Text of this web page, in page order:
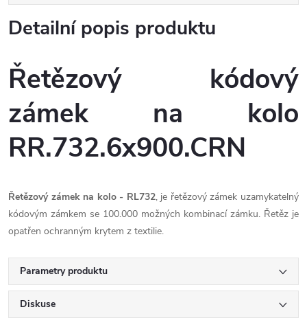
Detailní popis produktu
Řetězový kódový
zámek na kolo
RR.732.6x900.CRN
Řetězový zámek na kolo - RL732, je řetězový zámek uzamykatelný
kódovým zámkem se 100.000 možných kombinací zámku. Řetěz je
opatřen ochranným krytem z textilie.
Parametry produktu
Diskuse